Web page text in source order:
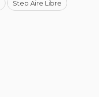
Step Aire Libre